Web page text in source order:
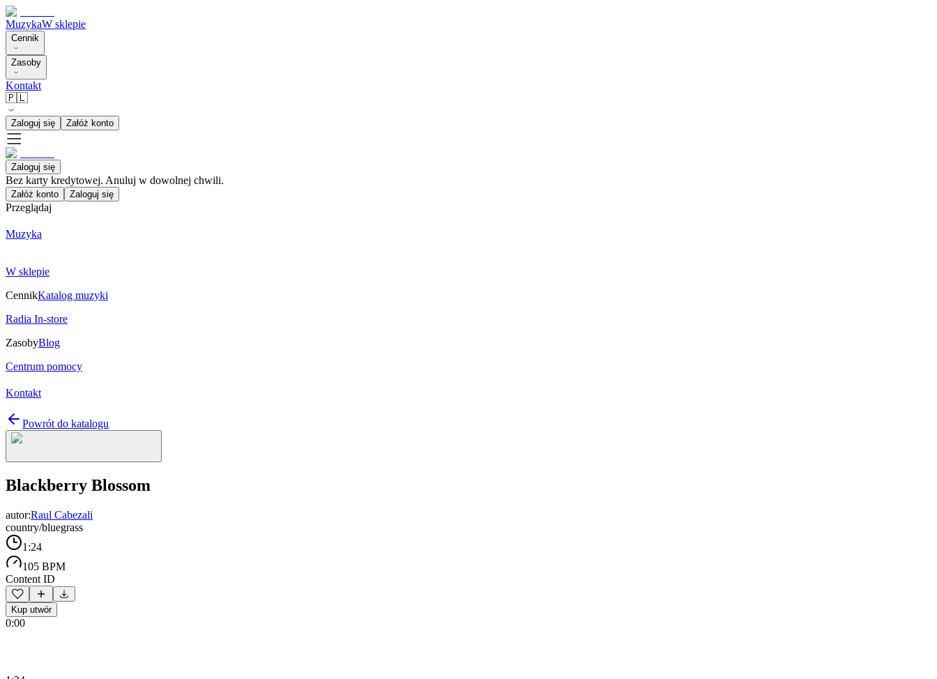
MuzykaW sklepie
Cennik
Zasoby
Kontakt
🇵🇱
Zaloguj się Załóż konto
Zaloguj się
Bez karty kredytowej. Anuluj w dowolnej chwili.
Załóż konto Zaloguj się
Przeglądaj
Muzyka
W sklepie
CennikKatalog muzyki
Radia In-store
ZasobyBlog
Centrum pomocy
Kontakt
Powrót do katalogu
Blackberry Blossom
autor:Raul Cabezali
country/bluegrass
1:24
105 BPM
Content ID
Kup utwór
0:00